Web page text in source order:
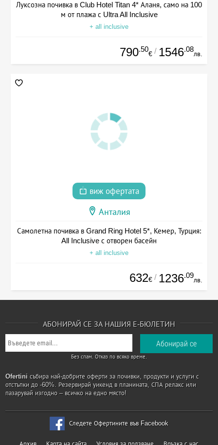
Луксозна почивка в Club Hotel Titan 4* Аланя, само на 100
м от плажа с Ultra All Inclusive
+ all inclusive
790.50
€ / 1546.08
лв.
виж офертата
Анталия
Самолетна почивка в Grand Ring Hotel 5*, Кемер, Турция:
All Inclusive с отворен басейн
+ all inclusive
632€ / 1236.09
лв.
АБОНИРАЙ СЕ ЗА НАШИЯ Е-БЮЛЕТИН
Без спам. Отказ по всяко време.
Ofertini събира най-добрите оферти за почивки, продукти и услуги с
отстъпки до -60%. Резервирай уикенд в планината, СПА релакс или
пазарувай изгодно – всичко на едно място!
Следете Офертините във Facebook